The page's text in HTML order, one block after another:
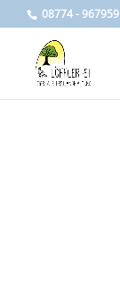
08774 - 967959